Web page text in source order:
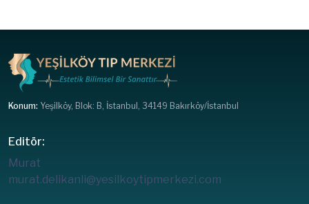
Konum: Yeşilköy, Blok: B, İstanbul, 34149 Bakırköy/İstanbul
Editör:
Murat
murat.delikanli@yesilkoytipmerkezi.com